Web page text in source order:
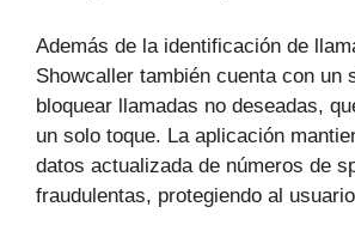
Además de la identificación de
Showcaller también cuenta con un
bloquear llamadas no deseadas,
un solo toque. La aplicación
datos actualizada de números de
fraudulentas, protegiendo al